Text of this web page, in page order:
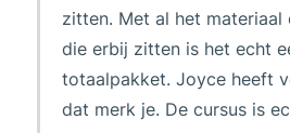
zitten. Met al het materiaal
die erbij zitten is het echt
totaalpakket. Joyce heeft
dat merk je. De cursus is